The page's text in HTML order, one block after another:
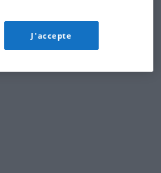
J'accepte